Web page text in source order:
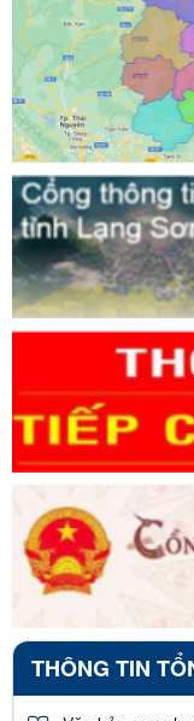
THÔNG TIN